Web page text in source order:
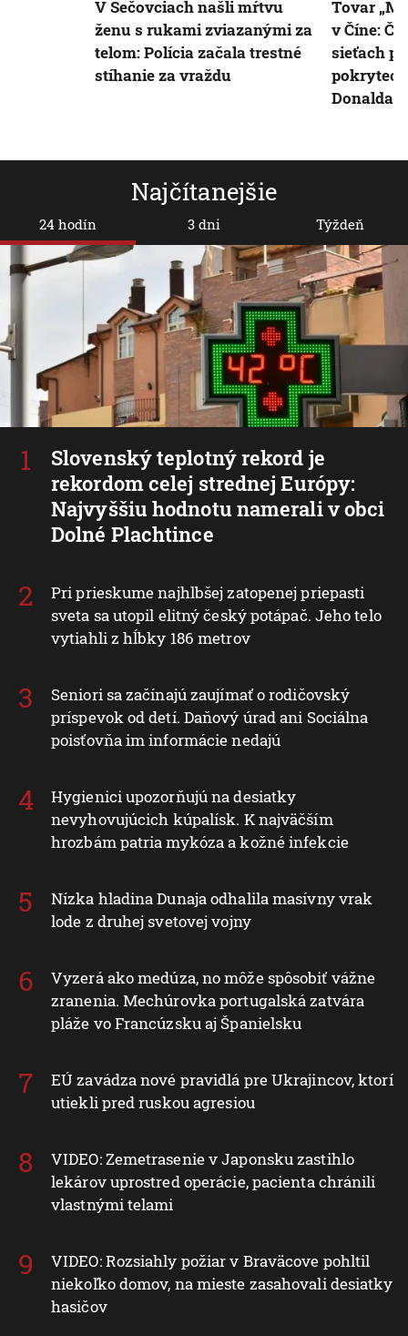
Najčítanejšie
24 hodín
Slovenský teplotný rekord je
rekordom celej strednej Európy:
Najvyššiu hodnotu namerali v obci
Dolné Plachtince
Pri prieskume najhlbšej zatopenej priepasti
sveta sa utopil elitný český potápač. Jeho telo
vytiahli z hĺbky 186 metrov
Seniori sa začínajú zaujímať o rodičovský
príspevok od detí. Daňový úrad ani Sociálna
poisťovňa im informácie nedajú
Hygienici upozorňujú na desiatky
nevyhovujúcich kúpalísk. K najväčším
hrozbám patria mykóza a kožné infekcie
Nízka hladina Dunaja odhalila masívny vrak
lode z druhej svetovej vojny
Vyzerá ako medúza, no môže spôsobiť vážne
zranenia. Mechúrovka portugalská zatvára
pláže vo Francúzsku aj Španielsku
EÚ zavádza nové pravidlá pre Ukrajincov, ktorí
utiekli pred ruskou agresiou
VIDEO: Zemetrasenie v Japonsku zastihlo
lekárov uprostred operácie, pacienta chránili
vlastnými telami
VIDEO: Rozsiahly požiar v Braväcove pohltil
niekoľko domov, na mieste zasahovali desiatky
hasičov
3 dni Týždeň
V Sečovciach našli mŕtvu
ženu s rukami zviazanými za
telom: Polícia začala trestné
stíhanie za vraždu
Tovar
v Číne:
sieťach
Donalda